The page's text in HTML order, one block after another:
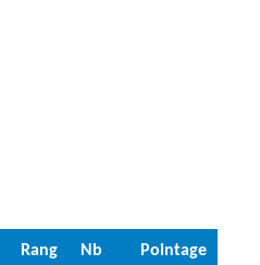
Rang Nb Pointage